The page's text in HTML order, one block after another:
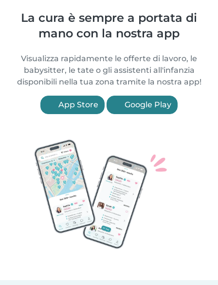
La cura è sempre a portata di
mano con la nostra app
Visualizza rapidamente le offerte di lavoro, le
babysitter, le tate o gli assistenti all'infanzia
disponibili nella tua zona tramite la nostra app!
App Store Google Play